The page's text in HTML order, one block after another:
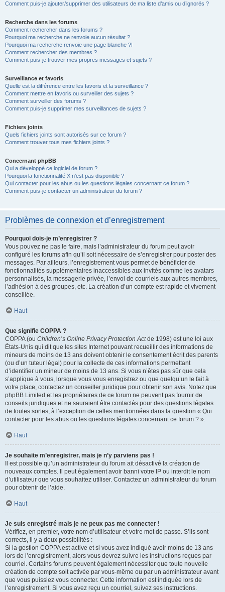
Comment puis-je ajouter/supprimer des utilisateurs de ma liste d’amis ou d’ignorés ?
Recherche dans les forums
Comment rechercher dans les forums ?
Pourquoi ma recherche ne renvoie aucun résultat ?
Pourquoi ma recherche renvoie une page blanche ?!
Comment rechercher des membres ?
Comment puis-je trouver mes propres messages et sujets ?
Surveillance et favoris
Quelle est la différence entre les favoris et la surveillance ?
Comment mettre en favoris ou surveiller des sujets ?
Comment surveiller des forums ?
Comment puis-je supprimer mes surveillances de sujets ?
Fichiers joints
Quels fichiers joints sont autorisés sur ce forum ?
Comment trouver tous mes fichiers joints ?
Concernant phpBB
Qui a développé ce logiciel de forum ?
Pourquoi la fonctionnalité X n’est pas disponible ?
Qui contacter pour les abus ou les questions légales concernant ce forum ?
Comment puis-je contacter un administrateur du forum ?
Problèmes de connexion et d’enregistrement
Pourquoi dois-je m’enregistrer ?
Vous pouvez ne pas le faire, mais l’administrateur du forum peut avoir
configuré les forums afin qu’il soit nécessaire de s’enregistrer pour poster des
messages. Par ailleurs, l’enregistrement vous permet de bénéficier de
fonctionnalités supplémentaires inaccessibles aux invités comme les avatars
personnalisés, la messagerie privée, l’envoi de courriels aux autres membres,
l’adhésion à des groupes, etc. La création d’un compte est rapide et vivement
conseillée.
Haut
Que signifie COPPA ?
COPPA (ou Children’s Online Privacy Protection Actde 1998) est une loi aux
États-Unis qui dit que les sites Internet pouvant recueillir des informations de
mineurs de moins de 13 ans doivent obtenir le consentement écrit des parents
(ou d’un tuteur légal) pour la collecte de ces informations permettant
d’identifier un mineur de moins de 13 ans. Si vous n’êtes pas sûr que cela
s’applique à vous, lorsque vous vous enregistrez ou que quelqu’un le fait à
votre place, contactez un conseiller juridique pour obtenir son avis. Notez que
phpBB Limited et les propriétaires de ce forum ne peuvent pas fournir de
conseils juridiques et ne sauraient être contactés pour des questions légales
de toutes sortes, à l’exception de celles mentionnées dans la question « Qui
contacter pour les abus ou les questions légales concernant ce forum ? ».
Haut
Je souhaite m’enregistrer, mais je n’y parviens pas !
Il est possible qu’un administrateur du forum ait désactivé la création de
nouveaux comptes. Il peut également avoir banni votre IP ou interdit le nom
d’utilisateur que vous souhaitez utiliser. Contactez un administrateur du forum
pour obtenir de l’aide.
Haut
Je suis enregistré mais je ne peux pas me connecter !
Vérifiez, en premier, votre nom d’utilisateur et votre mot de passe. S’ils sont
corrects, il y a deux possibilités :
Si la gestion COPPA est active et si vous avez indiqué avoir moins de 13 ans
lors de l’enregistrement, alors vous devrez suivre les instructions reçues par
courriel. Certains forums peuvent également nécessiter que toute nouvelle
création de compte soit activée par vous-même ou par un administrateur avant
que vous puissiez vous connecter. Cette information est indiquée lors de
l’enregistrement. Si vous avez reçu un courriel, suivez ses instructions.